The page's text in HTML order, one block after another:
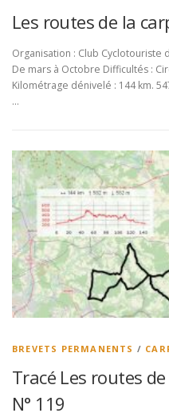
Les routes de la
Organisation : Club Cyclotouriste
De mars à Octobre Difficultés :
Kilométrage dénivelé : 144 km.
…
BREVETS PERMANENTS /
Tracé Les routes
N° 119